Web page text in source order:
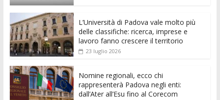
o
k p er
L’Università di Padova vale molto più
delle classifiche: ricerca, imprese e
lavoro fanno crescere il territorio
23 luglio 2026
Nomine regionali, ecco chi
rappresenterà Padova negli enti:
dall’Ater all’Esu fino al Corecom